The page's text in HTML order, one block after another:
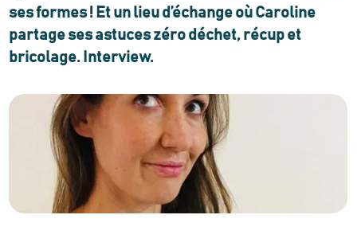
ses formes ! Et un lieu d’échange où Caroline
partage ses astuces zéro déchet, récup et
bricolage. Interview.